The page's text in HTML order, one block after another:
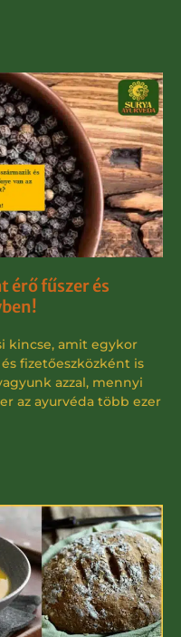
érő fűszer és
kincse, amit egykor
fizetőeszközként is
azzal, mennyi
az ayurvéda több ezer